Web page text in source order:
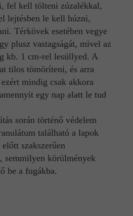
fel kell tölteni zúzalékkal,
lejtésben le kell húzni,
Térkövek esetében vegye
plusz vastagságát, mivel az
kb. 1 cm-rel lesüllyed. A
tilos tömöríteni, és arra
mindig csak akkora
egy nap alatt le tud
során történő védelem
található a lapok
szakszerűen
semmilyen körülmények
be a fugákba.